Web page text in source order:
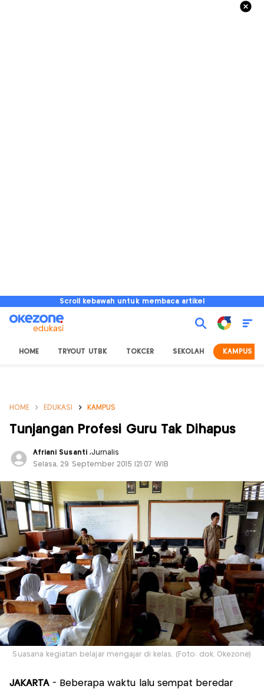
Scroll kebawah untuk membaca artikel
HOME TRYOUT UTBK TOKCER SEKOLAH KAMPUS
HOME EDUKASI KAMPUS
Tunjangan Profesi Guru Tak Dihapus
Afriani Susanti ,Jurnalis
Selasa, 29 September 2015 |21:07 WIB
Suasana kegiatan belajar mengajar di kelas. (Foto: dok. Okezone)
JAKARTA - Beberapa waktu lalu sempat beredar